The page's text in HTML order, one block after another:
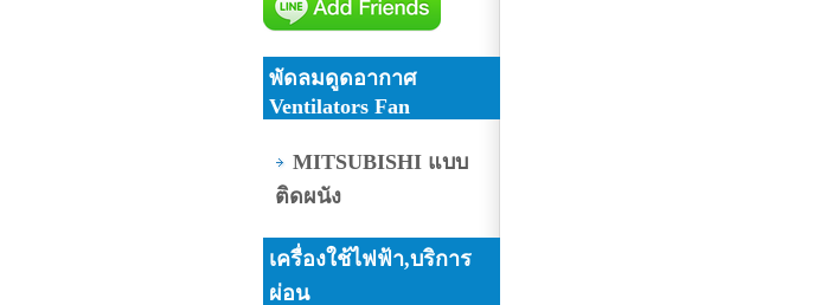
พัดลมดูดอากาศ
Ventilators Fan
MITSUBISHI แบบ
ติดผนัง
เครื่องใช้ไฟฟ้า,บริการ
ผ่อน